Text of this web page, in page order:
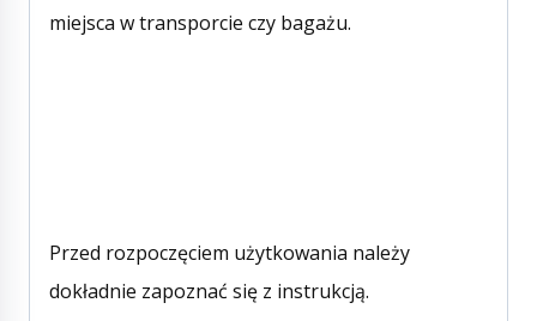
miejsca w transporcie czy bagażu.
Przed rozpoczęciem użytkowania należy
dokładnie zapoznać się z instrukcją.